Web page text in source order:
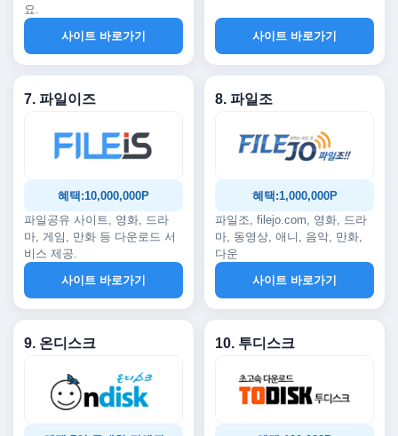
요.
사이트 바로가기
사이트 바로가기
7. 파일이즈
혜택:10,000,000P
파일공유 사이트, 영화, 드라
마, 게임, 만화 등 다운로드 서
비스 제공.
사이트 바로가기
8. 파일조
혜택:1,000,000P
파일조, filejo.com, 영화, 드라
마, 동영상, 애니, 음악, 만화,
다운
사이트 바로가기
9. 온디스크 10. 투디스크